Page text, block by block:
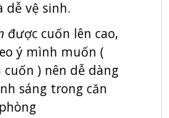
dễ vệ sinh.
được cuốn lên cao,
ý mình muốn (
) nên dễ dàng
sáng trong căn
phòng